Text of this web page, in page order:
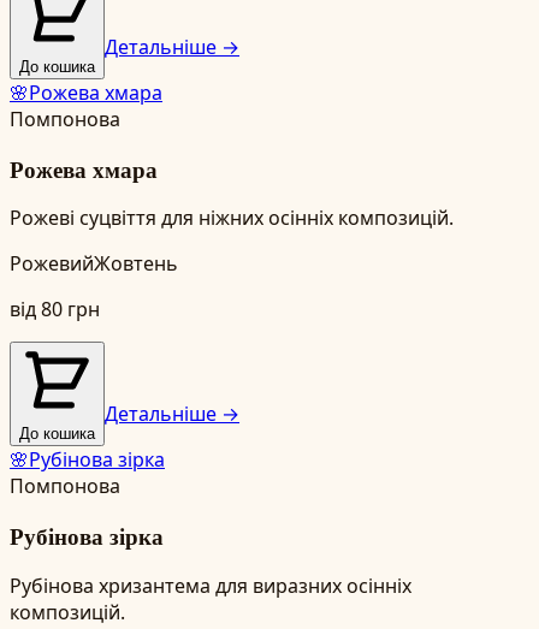
До кошика
Детальніше →
🌸Рожева хмара
Помпонова
Рожева хмара
Рожеві суцвіття для ніжних осінніх композицій.
РожевийЖовтень
від80 грн
До кошика
Детальніше →
🌸Рубінова зірка
Помпонова
Рубінова зірка
Рубінова хризантема для виразних осінніх
композицій.